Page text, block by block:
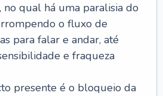
qual há uma paralisia do
o fluxo de
para falar e andar, até
e fraqueza
presente é o bloqueio da